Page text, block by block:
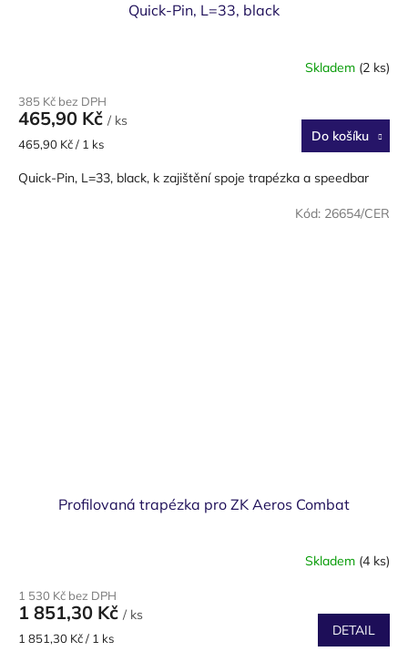
Quick-Pin, L=33, black
Skladem (2 ks)
385 Kč bez DPH
465,90 Kč / ks
Měrná
465,90 Kč / 1 ks Do košíku
Quick-Pin, L=33, black, k zajištění spoje trapézka a speedbar
Profilovaná trapézka pro ZK Aeros Combat
Skladem (4 ks)
1 530 Kč bez DPH
1 851,30 Kč / ks
Měrná
1 851,30 Kč / 1 ks DETAIL
Kód: 26654/CER